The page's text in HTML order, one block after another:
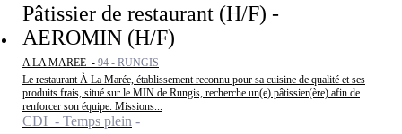
Pâtissier de restaurant (H/F) -
AEROMIN (H/F)
A LA MAREE - 94 - RUNGIS
Le restaurant À La Marée, établissement reconnu pour sa cuisine de qualité et ses
produits frais, situé sur le MIN de Rungis, recherche un(e) pâtissier(ère) afin de
renforcer son équipe. Missions...
CDI - Temps plein